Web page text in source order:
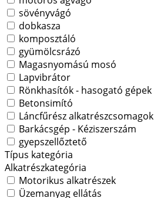
sövényvágó
dobkasza
komposztáló
gyümölcsrázó
Magasnyomású mosó
Lapvibrátor
Rönkhasítók - hasogató gépek
Betonsimító
Láncfűrész alkatrészcsomagok
Barkácsgép - Kéziszerszám
gyepszellőztető
Típus kategória
Alkatrészkategória
Motorikus alkatrészek
Üzemanyag ellátás